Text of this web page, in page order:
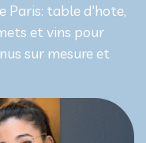
Paris: table d'hote,
et vins pour
sur mesure et